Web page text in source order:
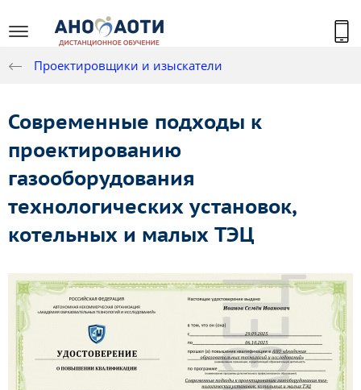
Проектировщики и изыскатели
Современные подходы к
проектированию
газооборудования
технологических установок,
котельных и малых ТЭЦ